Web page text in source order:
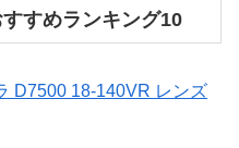
すめランキング10
D7500 18-140VR レンズ